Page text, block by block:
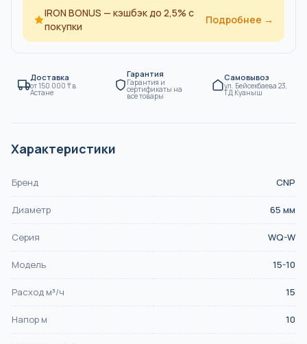
IRON BONUS — кэшбэк до 2,5% с
покупки
Подробнее →
Доставка
от150 000 ₸в
Астане
Гарантия
Гарантия и
сертификаты на
все товары
Самовывоз
ул. Бейсекбаева 23,
ТД Куаныш
Характеристики
Бренд CNP
Диаметр 65 мм
Серия WQ-W
Модель 15-10
Расход м³/ч 15
Напор м 10